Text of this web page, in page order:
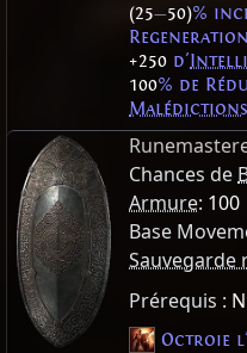
(25—50)%
+250 d'
100% de
Malédictions
Chances de
Armure: 100
Base
Sauvegarde
Prérequis :
Octroie